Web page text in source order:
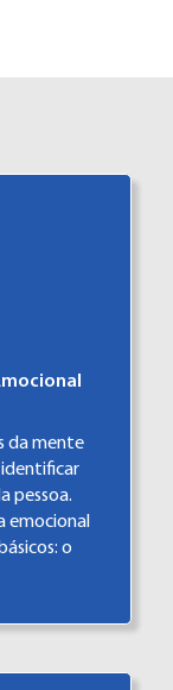
da mente
pessoa.
emocional
o